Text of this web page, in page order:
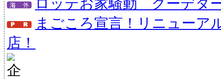
ロッテお家騒動 クーデタ
まごころ宣言！リニューア
店！